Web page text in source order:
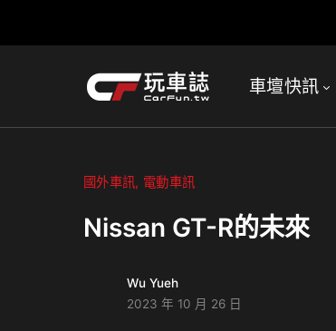
車壇快訊
國外車訊 電動車訊
Nissan GT-R的未來
Wu Yueh
2023 年 10 月 26 日